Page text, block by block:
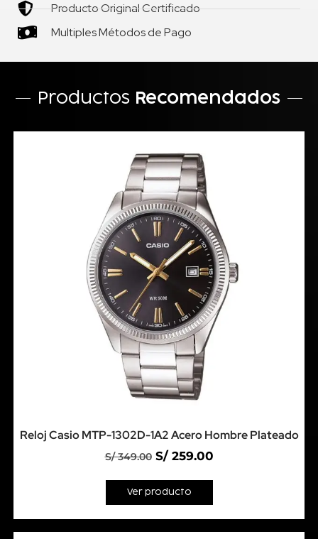
Producto Original Certificado
Multiples Métodos de Pago
Productos Recomendados
Reloj Casio MTP-1302D-1A2 Acero Hombre Plateado
S/349.00 S/259.00
Ver producto